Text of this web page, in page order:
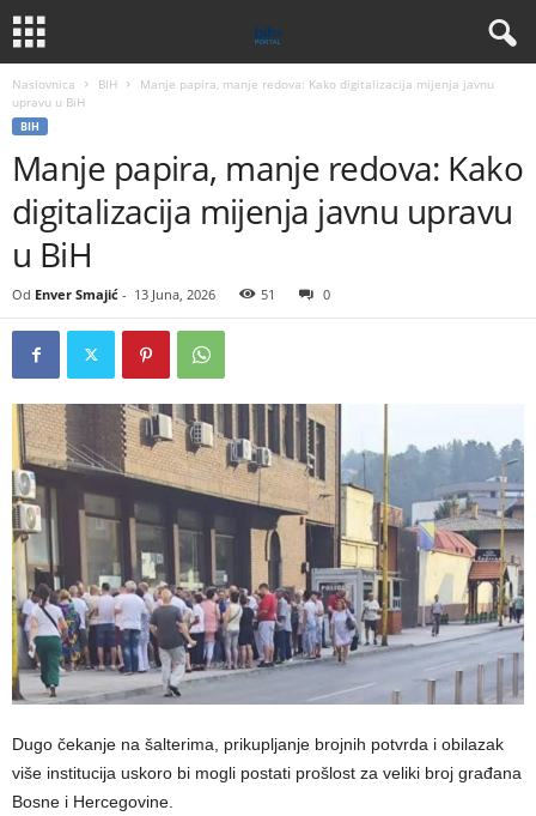
Naslovnica BIH
Manje papira, manje redova: Kako digitalizacija mijenja javnu
upravu u BiH
BIH
Manje papira, manje redova: Kako
digitalizacija mijenja javnu upravu
u BiH
Od Enver Smajić - 13 Juna, 2026 51 0
Dugo čekanje na šalterima, prikupljanje brojnih potvrda i obilazak
više institucija uskoro bi mogli postati prošlost za veliki broj građana
Bosne i Hercegovine.